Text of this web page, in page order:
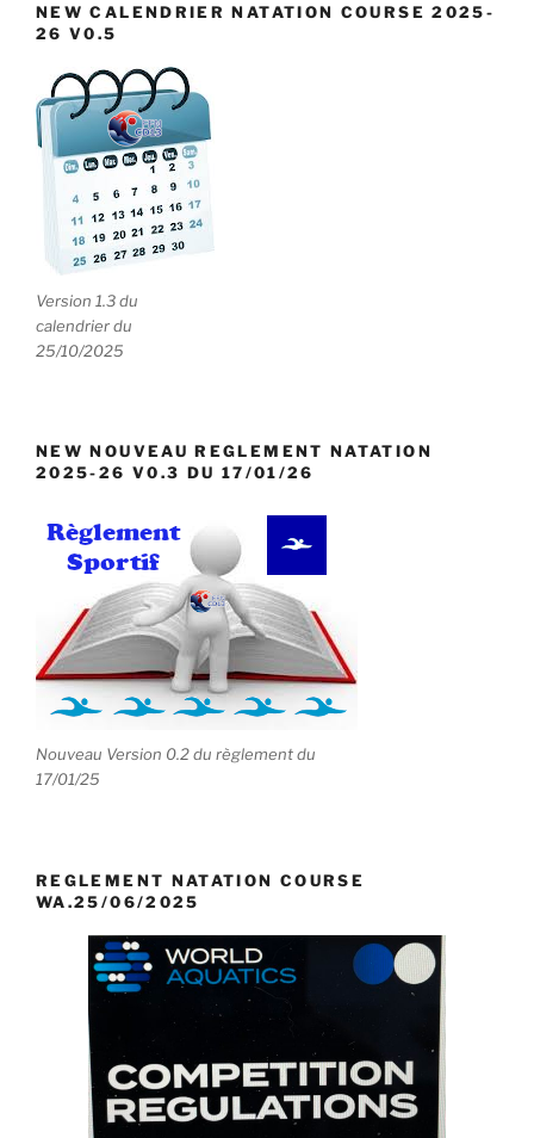
NEW CALENDRIER NATATION COURSE 2025-
26 V0.5
Version 1.3 du
calendrier du
25/10/2025
NEW NOUVEAU REGLEMENT NATATION
2025-26 V0.3 DU 17/01/26
Nouveau Version 0.2 du règlement du
17/01/25
REGLEMENT NATATION COURSE
WA.25/06/2025